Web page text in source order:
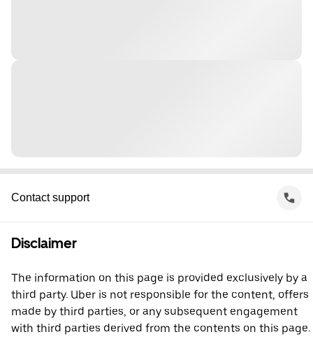
Contact support
Disclaimer
The information on this page is provided exclusively by a
third party. Uber is not responsible for the content, offers
made by third parties, or any subsequent engagement
with third parties derived from the contents on this page.